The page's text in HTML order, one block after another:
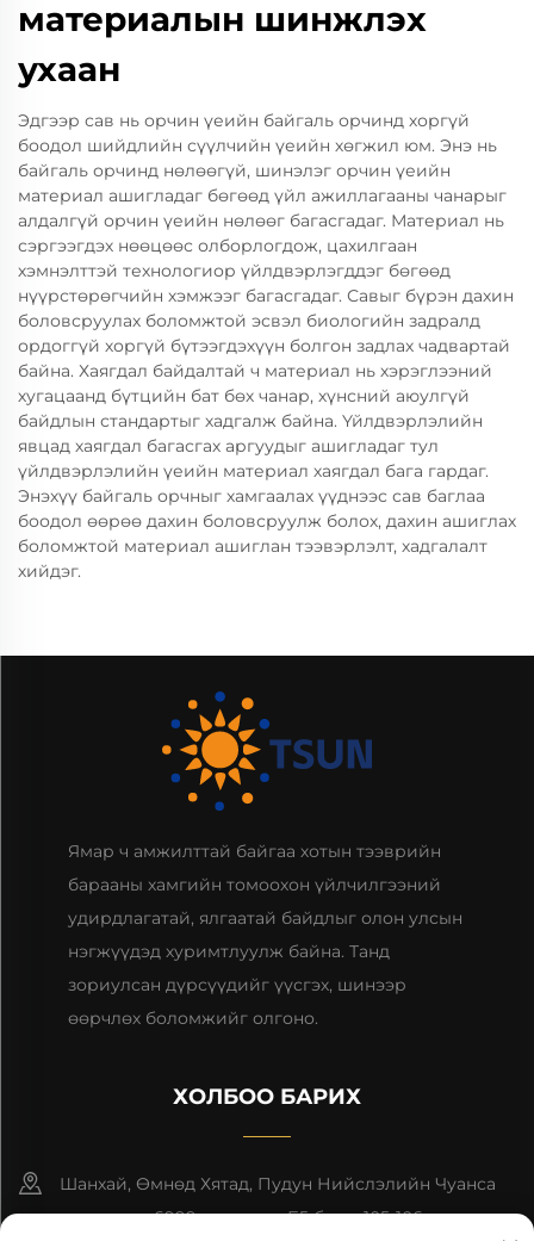
материалын шинжлэх
ухаан
Эдгээр сав нь орчин үеийн байгаль орчинд хоргүй
боодол шийдлийн сүүлчийн үеийн хөгжил юм. Энэ нь
байгаль орчинд нөлөөгүй, шинэлэг орчин үеийн
материал ашигладаг бөгөөд үйл ажиллагааны чанарыг
алдалгүй орчин үеийн нөлөөг багасгадаг. Материал нь
сэргээгдэх нөөцөөс олборлогдож, цахилгаан
хэмнэлттэй технологиор үйлдвэрлэгддэг бөгөөд
нүүрстөрөгчийн хэмжээг багасгадаг. Савыг бүрэн дахин
боловсруулах боломжтой эсвэл биологийн задралд
ордоггүй хоргүй бүтээгдэхүүн болгон задлах чадвартай
байна. Хаягдал байдалтай ч материал нь хэрэглээний
хугацаанд бүтцийн бат бөх чанар, хүнсний аюулгүй
байдлын стандартыг хадгалж байна. Үйлдвэрлэлийн
явцад хаягдал багасгах аргуудыг ашигладаг тул
үйлдвэрлэлийн үеийн материал хаягдал бага гардаг.
Энэхүү байгаль орчныг хамгаалах үүднээс сав баглаа
боодол өөрөө дахин боловсруулж болох, дахин ашиглах
боломжтой материал ашиглан тээвэрлэлт, хадгалалт
хийдэг.
Ямар ч амжилттай байгаа хотын тээврийн
барааны хамгийн томоохон үйлчилгээний
удирдлагатай, ялгаатай байдлыг олон улсын
нэгжүүдэд хуримтлуулж байна. Танд
зориулсан дүрсүүдийг үүсгэх, шинээр
өөрчлөх боломжийг олгоно.
ХОЛБОО БАРИХ
Шанхай, Өмнөд Хятад, Пудун Нийслэлийн Чуанса
гудамжны 6999-р дугаар, Б5 блок, 105-106 өрөө